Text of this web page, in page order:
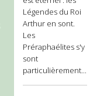
Légendes du Roi
Arthur en sont.
Les
Préraphaélites s'y
sont
particulièrement...